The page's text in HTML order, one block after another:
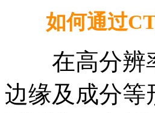
如何通过CT
在高分辨率
边缘及成分等